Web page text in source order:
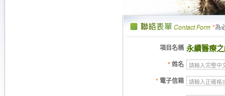
*為
項目名稱 永續醫療
* 姓名
* 電子信箱